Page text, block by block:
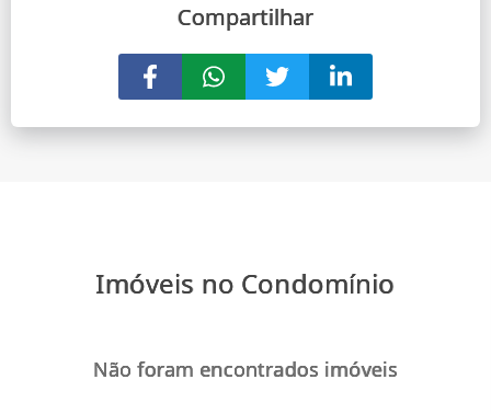
Compartilhar
Imóveis no Condomínio
Não foram encontrados imóveis